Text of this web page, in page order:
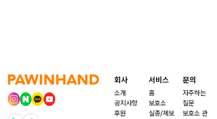
회사
소개
공지사항
후원
서비스
홈
보호소
실종/제보
문의
자주하는
질문
보호소 관